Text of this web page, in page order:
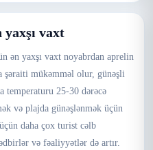
vaxt
ən yaxşı vaxt noyabrdan aprelin
şəraiti mükəmməl olur, günəşli
temperaturu 25-30 dərəcə
və plajda günəşlənmək üçün
daha çox turist cəlb
və fəaliyyətlər də artır.